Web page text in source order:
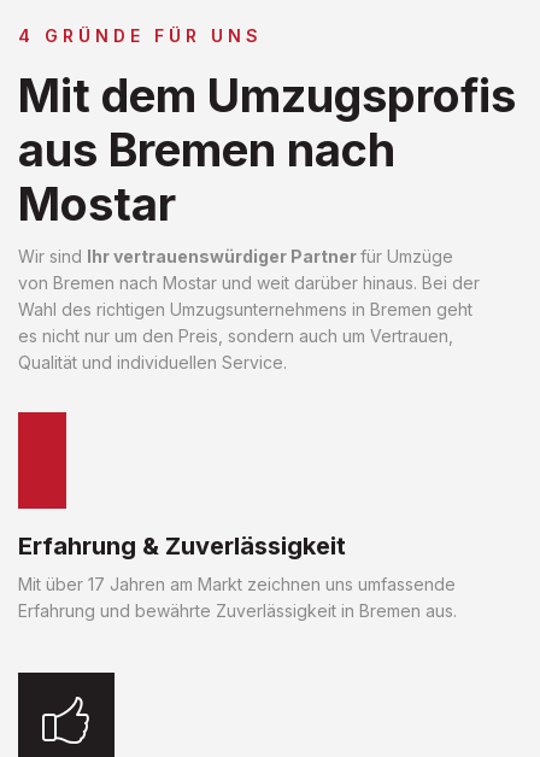
4 GRÜNDE FÜR UNS
Mit dem Umzugsprofis
aus Bremen nach
Mostar
Wir sind Ihr vertrauenswürdiger Partnerfür Umzüge
von Bremen nach Mostar und weit darüber hinaus. Bei der
Wahl des richtigen Umzugsunternehmens in Bremen geht
es nicht nur um den Preis, sondern auch um Vertrauen,
Qualität und individuellen Service.
Erfahrung & Zuverlässigkeit
Mit über 17 Jahren am Markt zeichnen uns umfassende
Erfahrung und bewährte Zuverlässigkeit in Bremen aus.